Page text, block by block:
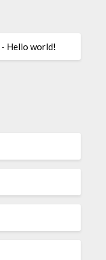
- Hello world!